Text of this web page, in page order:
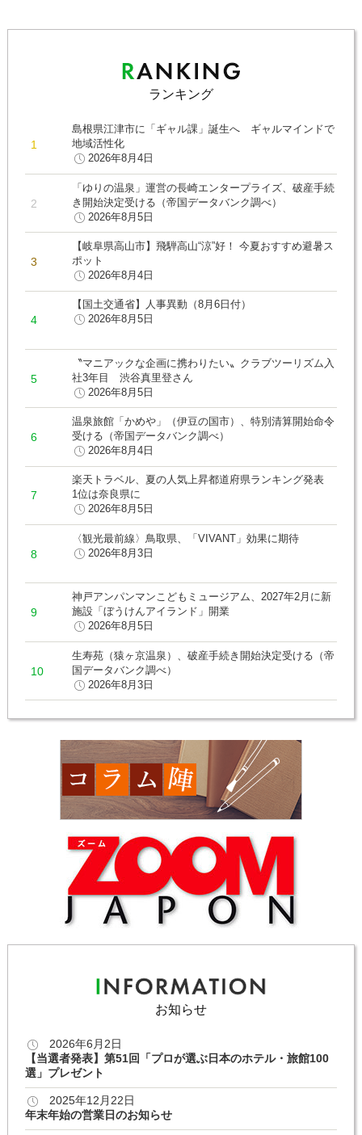
ランキング
島根県江津市に「ギャル課」誕生へ ギャルマインドで
地域活性化
2026年8月4日
「ゆりの温泉」運営の長崎エンタープライズ、破産手続
き開始決定受ける（帝国データバンク調べ）
2026年8月5日
【岐阜県高山市】飛騨高山“涼”好！ 今夏おすすめ避暑ス
ポット
2026年8月4日
【国土交通省】人事異動（8月6日付）
2026年8月5日
〝マニアックな企画に携わりたい〟クラブツーリズム入
社3年目 渋谷真里登さん
2026年8月5日
温泉旅館「かめや」（伊豆の国市）、特別清算開始命令
受ける（帝国データバンク調べ）
2026年8月4日
楽天トラベル、夏の人気上昇都道府県ランキング発表
1位は奈良県に
2026年8月5日
〈観光最前線〉鳥取県、「VIVANT」効果に期待
2026年8月3日
神戸アンパンマンこどもミュージアム、2027年2月に新
施設「ぼうけんアイランド」開業
2026年8月5日
生寿苑（猿ヶ京温泉）、破産手続き開始決定受ける（帝
国データバンク調べ）
2026年8月3日
お知らせ
2026年6月2日
【当選者発表】第51回「プロが選ぶ日本のホテル・旅館100
選」プレゼント
2025年12月22日
年末年始の営業日のお知らせ